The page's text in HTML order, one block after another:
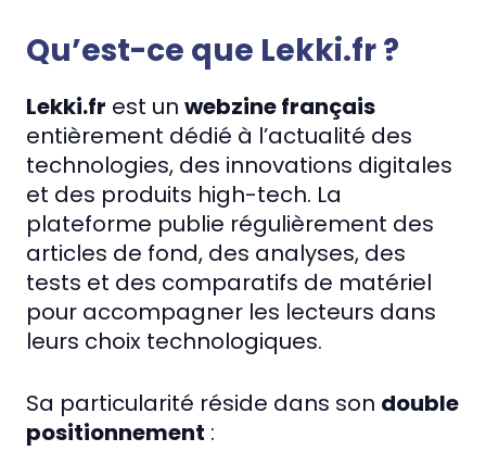
Qu’est-ce que Lekki.fr ?
Lekki.fr est un webzine français
entièrement dédié à l’actualité des
technologies, des innovations digitales
et des produits high-tech. La
plateforme publie régulièrement des
articles de fond, des analyses, des
tests et des comparatifs de matériel
pour accompagner les lecteurs dans
leurs choix technologiques.
Sa particularité réside dans son double
positionnement :